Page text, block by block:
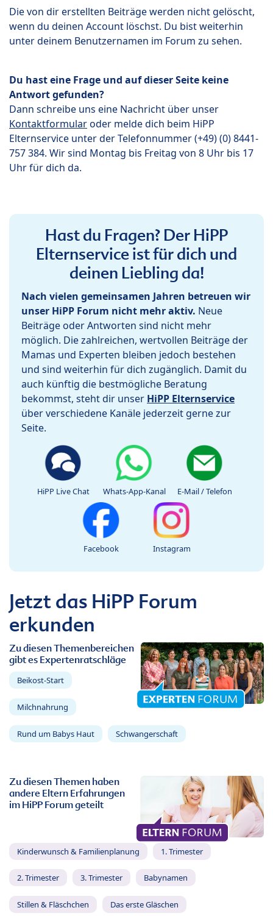
Die von dir erstellten Beiträge werden nicht gelöscht,
wenn du deinen Account löschst. Du bist weiterhin
unter deinem Benutzernamen im Forum zu sehen.
Du hast eine Frage und auf dieser Seite keine
Antwort gefunden?
Dann schreibe uns eine Nachricht über unser
Kontaktformularoder melde dich beim HiPP
Elternservice unter der Telefonnummer (+49) (0) 8441-
757 384. Wir sind Montag bis Freitag von 8 Uhr bis 17
Uhr für dich da.
Hast du Fragen? Der HiPP
Elternservice ist für dich und
deinen Liebling da!
Nach vielen gemeinsamen Jahren betreuen wir
unser HiPP Forum nicht mehr aktiv. Neue
Beiträge oder Antworten sind nicht mehr
möglich. Die zahlreichen, wertvollen Beiträge der
Mamas und Experten bleiben jedoch bestehen
und sind weiterhin für dich zugänglich. Damit du
auch künftig die bestmögliche Beratung
bekommst, steht dir unser HiPP Elternservice
über verschiedene Kanäle jederzeit gerne zur
Seite.
HiPP Live Chat Whats-App-Kanal E-Mail / Telefon
Facebook Instagram
Jetzt das HiPP Forum
erkunden
Zu diesen Themenbereichen
gibt es Expertenratschläge
Beikost-Start
Milchnahrung
Rund um Babys Haut Schwangerschaft
Zu diesen Themen haben
andere Eltern Erfahrungen
im HiPP Forum geteilt
Kinderwunsch & Familienplanung 1. Trimester
2. Trimester 3. Trimester Babynamen
Stillen & Fläschchen Das erste Gläschen